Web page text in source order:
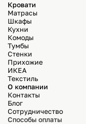
Кровати
Матрасы
Шкафы
Кухни
Комоды
Тумбы
Стенки
Прихожие
ИКЕА
Текстиль
О компании
Контакты
Блог
Сотрудничество
Способы оплаты